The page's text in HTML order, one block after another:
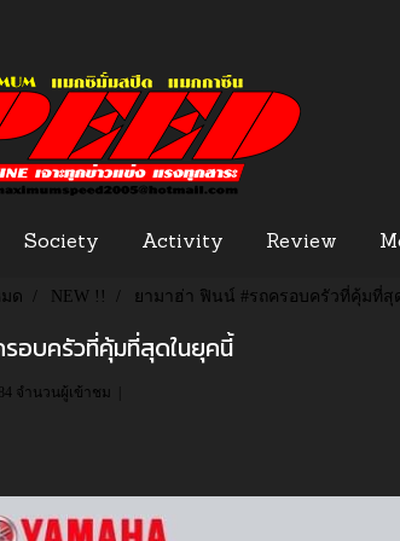
Society Activity Review
ด NEW !! ยามาฮ่า ฟินน์ #รถครอบครัวที่คุ้มที่สุ
อบครัวที่คุ้มที่สุดในยุคนี้
จำนวนผู้เข้าชม